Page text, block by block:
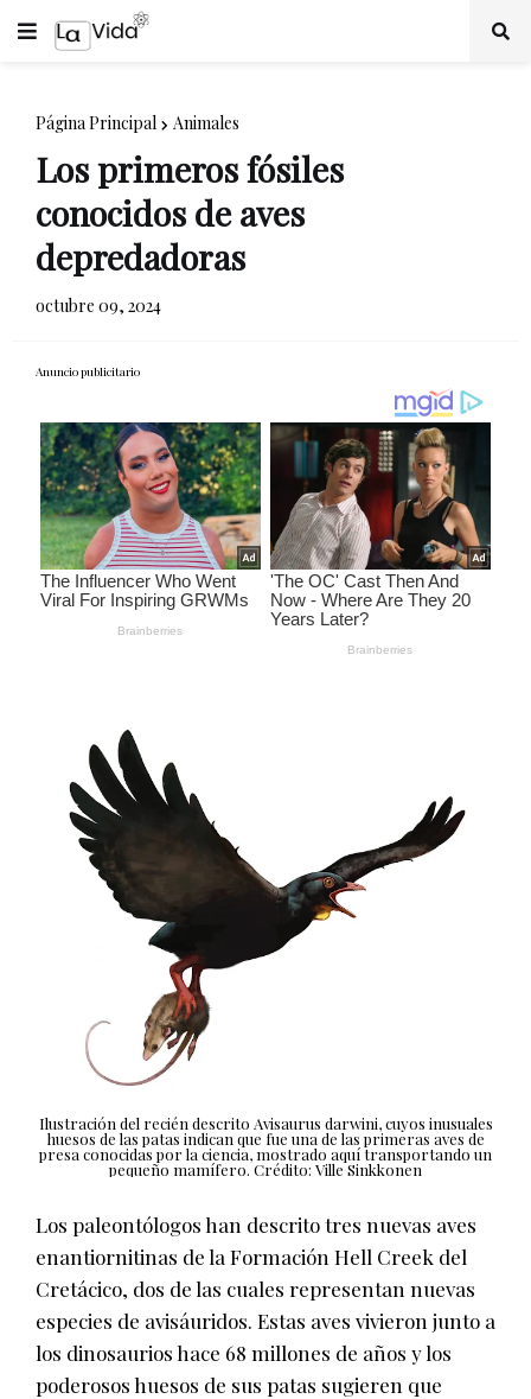
Página Principal Animales
Los primeros fósiles
conocidos de aves
depredadoras
octubre 09, 2024
Anuncio publicitario
Ilustración del recién descrito Avisaurus darwini, cuyos inusuales
huesos de las patas indican que fue una de las primeras aves de
presa conocidas por la ciencia, mostrado aquí transportando un
pequeño mamífero. Crédito: Ville Sinkkonen
Los paleontólogos han descrito tres nuevas aves
enantiornitinas de la Formación Hell Creek del
Cretácico, dos de las cuales representan nuevas
especies de avisáuridos. Estas aves vivieron junto a
los dinosaurios hace 68 millones de años y los
poderosos huesos de sus patas sugieren que